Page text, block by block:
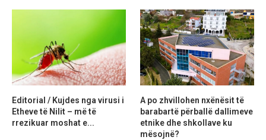
Editorial / Kujdes nga virusi i
Etheve të Nilit – më të
rrezikuar moshat e...
A po zhvillohen nxënësit të
barabartë përballë dallimeve
etnike dhe shkollave ku
mësojnë?